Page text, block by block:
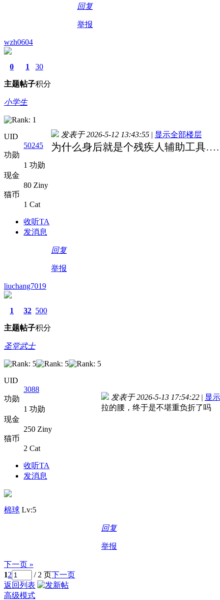
回复
举报
wzh0604
0
主题
1
帖子
30
积分
小学生
UID
50245
功勋
1 功勋
现金
80 Ziny
猫币
1 Cat
收听TA
发消息
发表于 2026-5-12 13:43:55 | 显示全部楼层
为什么身后就是个残疾人辅助工具
回复
举报
liuchang7019
1
主题
32
帖子
500
积分
圣堂武士
UID
3088
功勋
1 功勋
现金
250 Ziny
猫币
2 Cat
收听TA
发消息
棉球 Lv:5
发表于 2026-5-13 17:54:22 | 显
拉的腰，终于是不堪重负折了吗
回复
举报
下一页 »
12 / 2 页下一页
返回列表
高级模式